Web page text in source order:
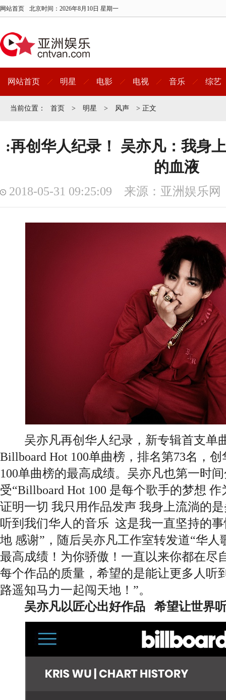
网站首页 北京时间： 2026年8月10日 星期一
网站首页 明星 电影 电视 音乐 综艺
当前位置： 首页 > 明星 > 风声 > 正文
:再创华人纪录！ 吴亦凡：我身
的血液
2018-05-31 09:25:09 来源：亚洲娱乐网
吴亦凡再创华人纪录，新专辑首支单
Billboard Hot 100单曲榜，排名第73名，
100单曲榜的最高成绩。吴亦凡也第一时
受“Billboard Hot 100 是每个歌手的梦想
证明一切 我只用作品发声 我身上流淌的
听到我们华人的音乐 这是我一直坚持的
地 感谢”，随后吴亦凡工作室转发道“华人
最高成绩！为你骄傲！一直以来你都在尽
每个作品的质量，希望的是能让更多人听
路遥知马力一起闯天地！”。
吴亦凡以匠心出好作品 希望让世界